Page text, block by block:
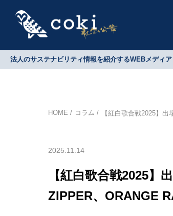
法人のサステナビリティ情報を紹介するWEBメディ
HOME コラム 【紅白歌合戦2025】
2025.11.14
【紅白歌合戦2025】
ZIPPER、ORANGE